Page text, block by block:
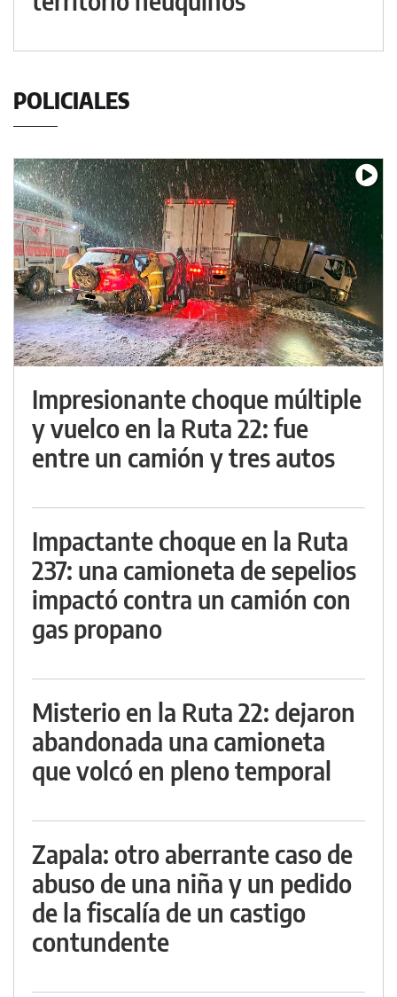
POLICIALES
Impresionante choque múltiple
y vuelco en la Ruta 22: fue
entre un camión y tres autos
Impactante choque en la Ruta
237: una camioneta de sepelios
impactó contra un camión con
gas propano
Misterio en la Ruta 22: dejaron
abandonada una camioneta
que volcó en pleno temporal
Zapala: otro aberrante caso de
abuso de una niña y un pedido
de la fiscalía de un castigo
contundente